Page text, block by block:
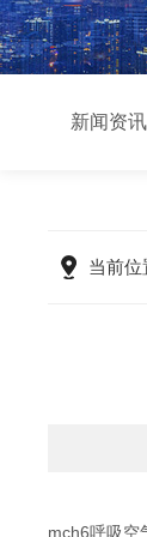
新闻资讯
当前位
mch6呼吸空